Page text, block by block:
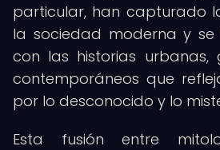
particular, han capturado
la sociedad moderna y
con las historias urbanas,
contemporáneos que
por lo desconocido y lo
Esta fusión entre